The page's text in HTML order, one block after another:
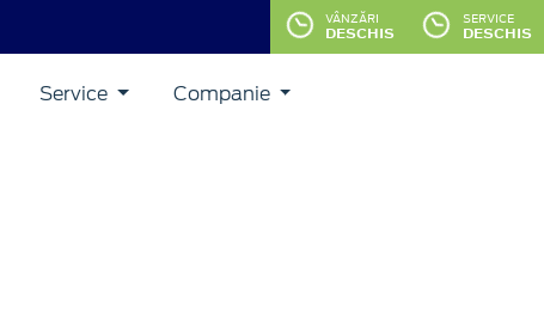
VÂNZĂRI
DESCHIS
SERVICE
DESCHIS
Service Companie